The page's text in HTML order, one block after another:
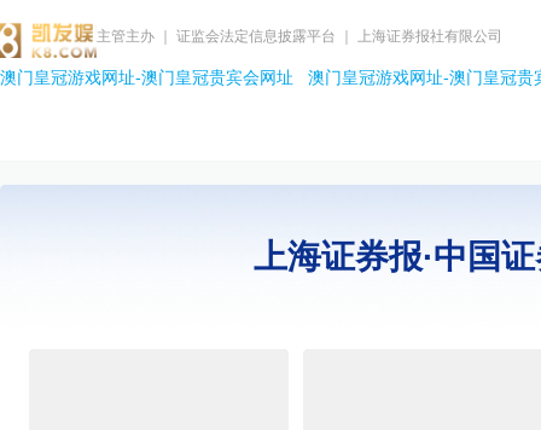
主管主办 ｜ 证监会法定信息披露平台 ｜ 上海证券报社有限公司
澳门皇冠游戏网址-澳门皇冠贵宾会网址 澳门皇冠游戏网址-澳门皇冠贵
上海证券报·中国